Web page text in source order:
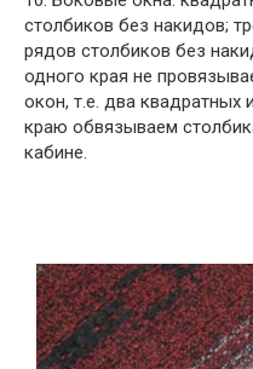
столбиков без накидов;
рядов столбиков без
одного края не
окон, т.е. два квадратных
краю обвязываем
кабине.